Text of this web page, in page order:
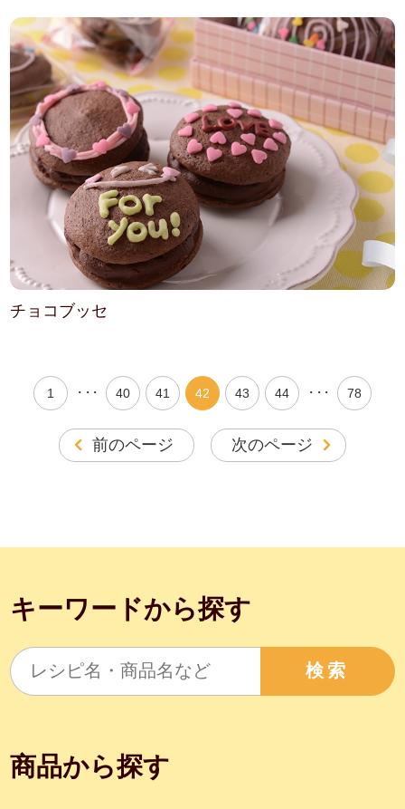
チョコブッセ
前のページ
1 ・・・ 40 41 42 43 44 ・・・ 78
次のページ
キーワードから探す
検索
商品から探す